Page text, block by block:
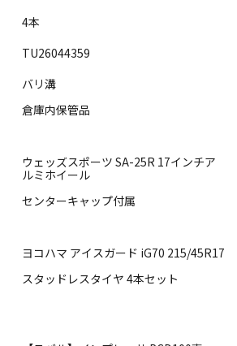
4本
TU26044359
バリ溝
倉庫内保管品
ウェッズスポーツ SA-25R 17インチア
ルミホイール
センターキャップ付属
ヨコハマ アイスガード iG70 215/45R17
スタッドレスタイヤ 4本セット